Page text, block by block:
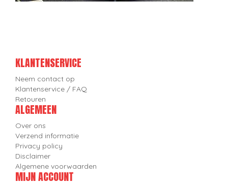
KLANTENSERVICE
Neem contact op
Klantenservice / FAQ
Retouren
ALGEMEEN
Over ons
Verzend informatie
Privacy policy
Disclaimer
Algemene voorwaarden
MIJN ACCOUNT